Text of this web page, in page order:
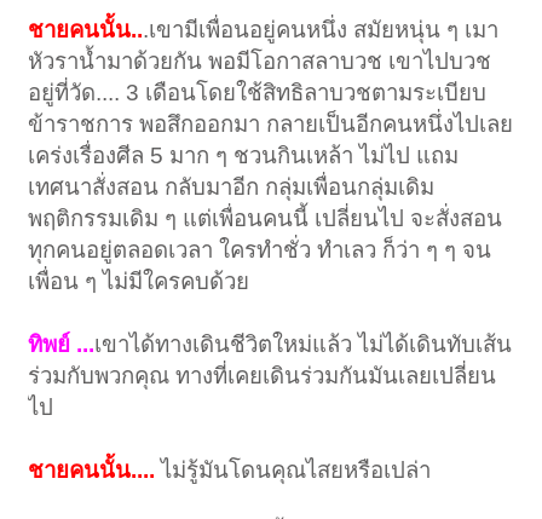
ชายคนนั้น...เขามีเพื่อนอยู่คนหนึ่ง สมัยหนุ่น ๆ เมา
หัวราน้ำมาด้วยกัน พอมีโอกาสลาบวช เขาไปบวช
อยู่ที่วัด.... 3 เดือนโดยใช้สิทธิลาบวชตามระเบียบ
ข้าราชการ พอสึกออกมา กลายเป็นอีกคนหนึ่งไปเลย
เคร่งเรื่องศีล 5 มาก ๆ ชวนกินเหล้า ไม่ไป แถม
เทศนาสั่งสอน กลับมาอีก กลุ่มเพื่อนกลุ่มเดิม
พฤติกรรมเดิม ๆ แต่เพื่อนคนนี้ เปลี่ยนไป จะสั่งสอน
ทุกคนอยู่ตลอดเวลา ใครทำชั่ว ทำเลว ก็ว่า ๆ ๆ จน
เพื่อน ๆ ไม่มีใครคบด้วย
ทิพย์ ...เขาได้ทางเดินชีวิตใหม่แล้ว ไม่ได้เดินทับเส้น
ร่วมกับพวกคุณ ทางที่เคยเดินร่วมกันมันเลยเปลี่ยน
ไป
ชายคนนั้น.... ไม่รู้มันโดนคุณไสยหรือเปล่า